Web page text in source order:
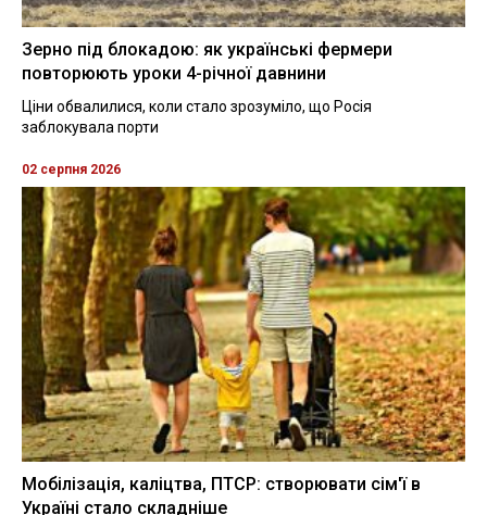
Зерно під блокадою: як українські фермери
повторюють уроки 4-річної давнини
Ціни обвалилися, коли стало зрозуміло, що Росія
заблокувала порти
02 серпня 2026
Мобілізація, каліцтва, ПТСР: створювати сім'ї в
Україні стало складніше